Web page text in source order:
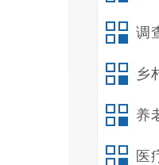
调
乡
养
医